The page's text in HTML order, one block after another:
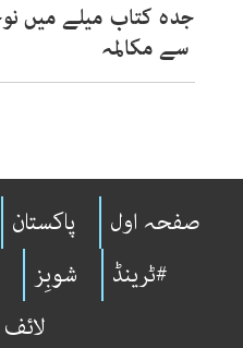
جدہ کتاب میلے میں
سے مکالمہ
صفحہ اول پاکستان
#ٹرینڈ
شوبِز